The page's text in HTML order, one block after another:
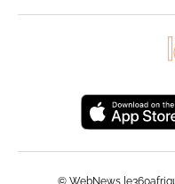
© WebNews